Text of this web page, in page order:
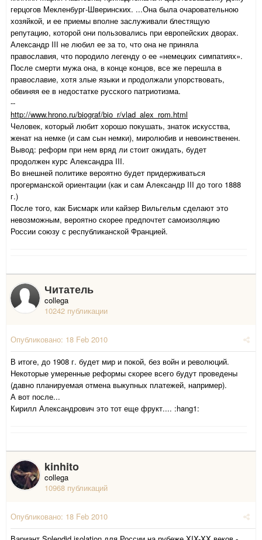
герцогов Мекленбург-Шверинских. ...Она была очаровательною
хозяйкой, и ее приемы вполне заслуживали блестящую
репутацию, которой они пользовались при европейских дворах.
Александр III не любил ее за то, что она не приняла
православия, что породило легенду о ее «немецких симпатиях».
После смерти мужа она, в конце концов, все же перешла в
православие, хотя злые языки и продолжали упорствовать,
обвиняя ее в недостатке русского патриотизма.
--
http://www.hrono.ru/biograf/bio_r/vlad_alex_rom.html
Человек, который любит хорошо покушать, знаток искусства,
женат на немке (и сам сын немки), миролюбив и невоинственен.
Вывод: реформ при нем вряд ли стоит ожидать, будет
продолжен курс Александра III.
Во внешней политике вероятно будет придерживаться
прогерманской ориентации (как и сам Александр III до того 1888
г.)
После того, как Бисмарк или кайзер Вильгельм сделают это
невозможным, вероятно скорее предпочтет самоизоляцию
России союзу с республиканской Францией.
Читатель
collega
10242 публикации
Опубликовано: 18 Feb 2010
В итоге, до 1908 г. будет мир и покой, без войн и революций.
Некоторые умеренные реформы скорее всего будут проведены
(давно планируемая отмена выкупных платежей, например).
А вот после...
Кирилл Александрович это тот еще фрукт.... :hang1:
kinhito
collega
10968 публикаций
Опубликовано: 18 Feb 2010